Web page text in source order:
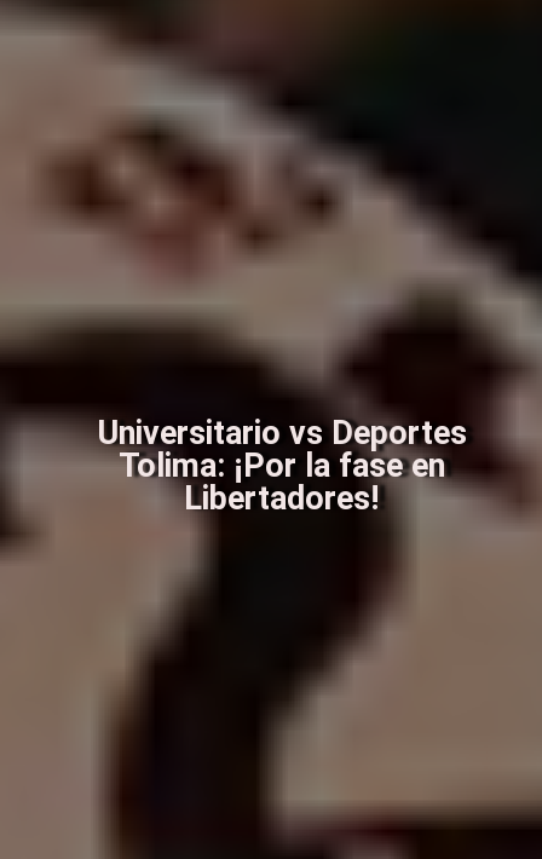
Universitario vs Deportes
Tolima: ¡Por la fase en
Libertadores!